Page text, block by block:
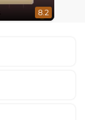
8.2